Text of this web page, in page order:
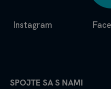
Instagram
SPOJTE SA S NAMI